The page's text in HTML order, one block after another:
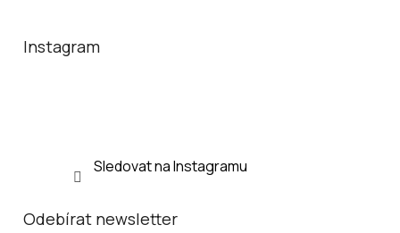
Instagram
Sledovat na Instagramu
Odebírat newsletter